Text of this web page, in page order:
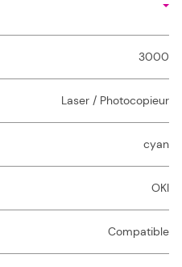
3000
Laser / Photocopieur
cyan
OKI
Compatible